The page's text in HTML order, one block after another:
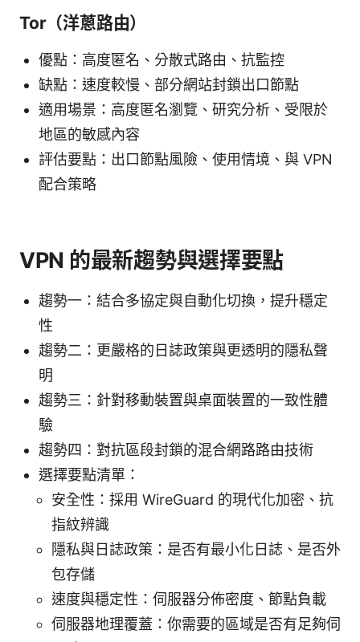
Tor（洋蔥路由）
優點：高度匿名、分散式路由、抗監控
缺點：速度較慢、部分網站封鎖出口節點
適用場景：高度匿名瀏覽、研究分析、受限於
地區的敏感內容
評估要點：出口節點風險、使用情境、與 VPN
配合策略
VPN 的最新趨勢與選擇要點
趨勢一：結合多協定與自動化切換，提升穩定
性
趨勢二：更嚴格的日誌政策與更透明的隱私聲
明
趨勢三：針對移動裝置與桌面裝置的一致性體
驗
趨勢四：對抗區段封鎖的混合網路路由技術
選擇要點清單：
安全性：採用 WireGuard 的現代化加密、抗
指紋辨識
隱私與日誌政策：是否有最小化日誌、是否外
包存儲
速度與穩定性：伺服器分佈密度、節點負載
伺服器地理覆蓋：你需要的區域是否有足夠伺